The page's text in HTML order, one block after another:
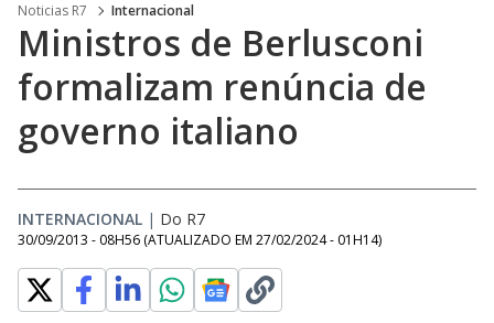
Noticias R7 Internacional
Ministros de Berlusconi
formalizam renúncia de
governo italiano
INTERNACIONAL | Do R7
30/09/2013 - 08H56 (ATUALIZADO EM 27/02/2024 - 01H14)